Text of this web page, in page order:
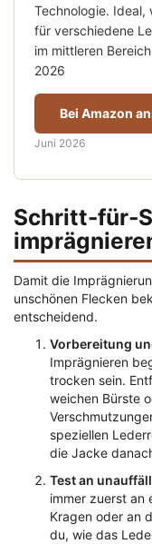
Technologie. Ideal,
für verschiedene
im mittleren
2026
Bei Amazon
Juni 2026
Schritt-für-
Damit die
unschönen Flecken
entscheidend.
Vorbereitung
Imprägnieren
trocken sein.
weichen Bürste
speziellen
die Jacke
Test an
immer zuerst an
Kragen oder an
du, wie das